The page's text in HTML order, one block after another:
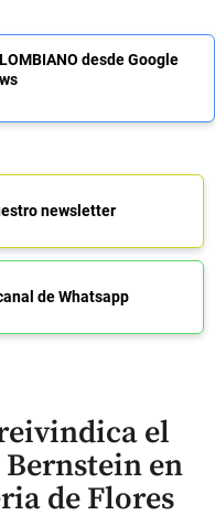
desde Google
newsletter
de Whatsapp
el
en
de Flores